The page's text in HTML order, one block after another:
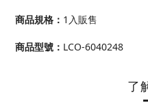
商品規格 ： 1入販售
商品型號 ： LCO-6040248
了